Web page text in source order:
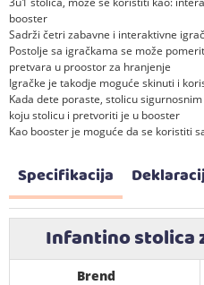
booster
Sadrži četri zabavne i interaktivne
Postolje sa igračkama se može
pretvara u proostor za hranjenje
Igračke je takodje moguće skinuti i
Kada dete poraste, stolicu
koju stolicu i pretvoriti je u booster
Kao booster je moguće da se koristiti
Specifikacija
Infantino stolica
Brend